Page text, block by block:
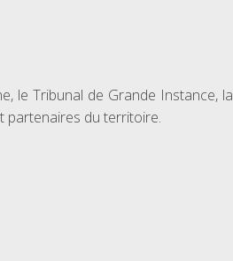
le Tribunal de Grande Instance, la
partenaires du territoire.